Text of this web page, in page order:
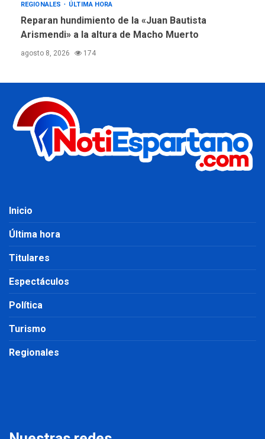
REGIONALES ÚLTIMA HORA
Reparan hundimiento de la «Juan Bautista
Arismendi» a la altura de Macho Muerto
agosto 8, 2026 174
Inicio
Última hora
Titulares
Espectáculos
Política
Turismo
Regionales